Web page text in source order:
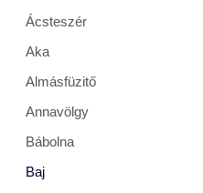
Ácsteszér
Aka
Almásfüzitő
Annavölgy
Bábolna
Baj